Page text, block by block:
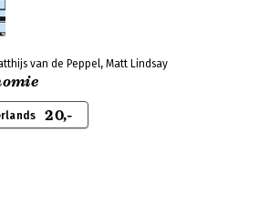
van de Peppel, Matt Lindsay
20,-